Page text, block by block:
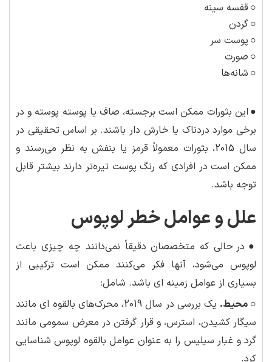
○قفسه سینه
○گردن
○ پوست سر
○ صورت
○ شانه‌ها
● این بثورات ممکن است برجسته، صاف یا پوسته پوسته و در
برخی موارد دردناک یا خارش دار باشند. بر اساس تحقیقی در
سال 2015، بثورات معمولاً قرمز یا بنفش به نظر می‌رسند و
ممکن است در افرادی که رنگ پوست تیره‌تر دارند بیشتر قابل
توجه باشد.
علل و عوامل خطر لوپوس
● در حالی که متخصصان دقیقاً نمی‌دانند چه چیزی باعث
لوپوس می‌شود، آنها فکر می‌کنند ممکن است ترکیبی از
بسیاری از عوامل زمینه ای باشد. شامل:
○ محیط.
یک بررسی در سال 2019، محرک‌های بالقوه ای مانند
سیگار کشیدن، استرس، و قرار گرفتن در معرض سمومی مانند
گرد و غبار سیلیس را به عنوان عوامل بالقوه لوپوس شناسایی
کرد.